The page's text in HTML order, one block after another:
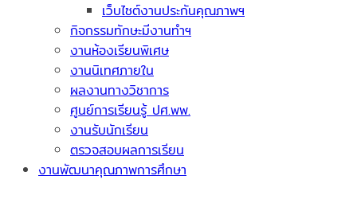
เว็บไซต์งานประกันคุณภาพฯ
กิจกรรมทักษะมีงานทำฯ
งานห้องเรียนพิเศษ
งานนิเทศภายใน
ผลงานทางวิชาการ
ศูนย์การเรียนรู้ ปศ.พพ.
งานรับนักเรียน
ตรวจสอบผลการเรียน
งานพัฒนาคุณภาพการศึกษา